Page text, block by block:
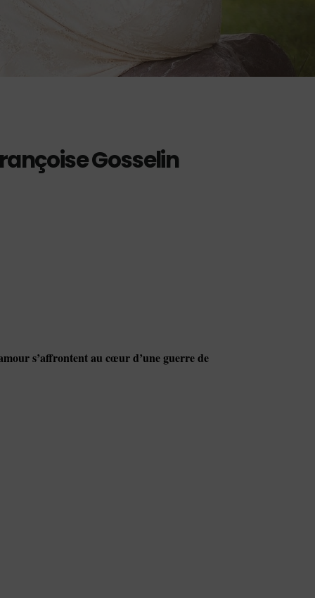
Gosselin
s’affrontent au cœur d’une guerre de